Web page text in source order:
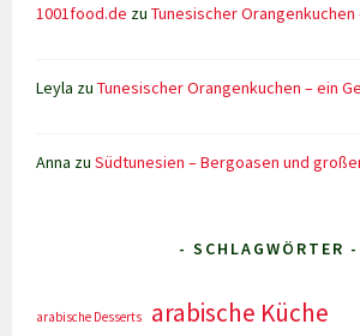
1001food.de zuTunesischer
Leyla zuTunesischer Orangenkuchen – ein
Anna zuSüdtunesien – Bergoasen und
- SCHLAGWÖRTER -
arabische Desserts arabische Küche